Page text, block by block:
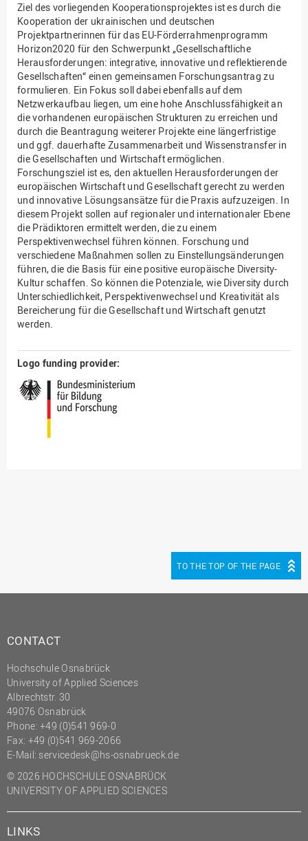
Ziel des vorliegenden Kooperationsprojektes ist es durch die
Kooperation der ukrainischen und deutschen
Projektpartnerinnen für das EU-Förderrahmenprogramm
Horizon2020 für den Schwerpunkt „Gesellschaftliche
Herausforderungen: integrative, innovative und reflektierende
Gesellschaften“ einen gemeinsamen Forschungsantrag zu
formulieren. Ein Fokus soll dabei ebenfalls auf dem
Netzwerkaufbau liegen, um eine hohe Anschlussfähigkeit an
die vorhandenen europäischen Strukturen zu erreichen und
durch die Beantragung weiterer Projekte eine längerfristige
und ggf. dauerhafte Zusammenarbeit und Wissenstransfer in
die Gesellschaften und Wirtschaft ermöglichen.
Forschungsziel ist es, den aktuellen Herausforderungen der
europäischen Wirtschaft und Gesellschaft gerecht zu werden
und innovative Lösungsansätze für die Praxis aufzuzeigen. In
diesem Projekt sollen auf regionaler und internationaler Ebene
die Prädiktoren ermittelt werden, die zu einem
Perspektivenwechsel führen können. Forschung und
verschiedene Maßnahmen sollen zu Einstellungsänderungen
führen, die die Basis für eine positive europäische Diversity-
Kultur schaffen. So können die Potenziale, wie Diversity durch
Unterschiedlichkeit, Perspektivenwechsel und Kreativität als
Bereicherung für die Gesellschaft und Wirtschaft genutzt
werden.
Logo funding provider:
TO THE TOP OF THE PAGE
CONTACT
Hochschule Osnabrück
University of Applied Sciences
Albrechtstr. 30
49076 Osnabrück
Phone: +49 (0)541 969-0
Fax: +49 (0)541 969-2066
E-Mail: servicedesk@hs-osnabrueck.de
© 2026 HOCHSCHULE OSNABRÜCK
UNIVERSITY OF APPLIED SCIENCES
LINKS